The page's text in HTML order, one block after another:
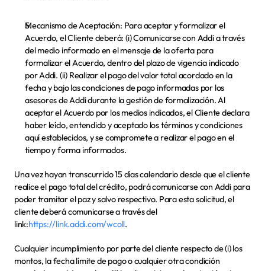
Mecanismo de Aceptación: Para aceptar y formalizar el
Acuerdo, el Cliente deberá: (i) Comunicarse con Addi a través
del medio informado en el mensaje de la oferta para
formalizar el Acuerdo, dentro del plazo de vigencia indicado
por Addi. (ii) Realizar el pago del valor total acordado en la
fecha y bajo las condiciones de pago informadas por los
asesores de Addi durante la gestión de formalización. Al
aceptar el Acuerdo por los medios indicados, el Cliente declara
haber leído, entendido y aceptado los términos y condiciones
aquí establecidos, y se compromete a realizar el pago en el
tiempo y forma informados.
Una vez hayan transcurrido 15 días calendario desde que el cliente
realice el pago total del crédito, podrá comunicarse con Addi para
poder tramitar el paz y salvo respectivo. Para esta solicitud, el
cliente deberá comunicarse a través del
link:https://link.addi.com/wcoll.
Cualquier incumplimiento por parte del cliente respecto de (i) los
montos, la fecha límite de pago o cualquier otra condición